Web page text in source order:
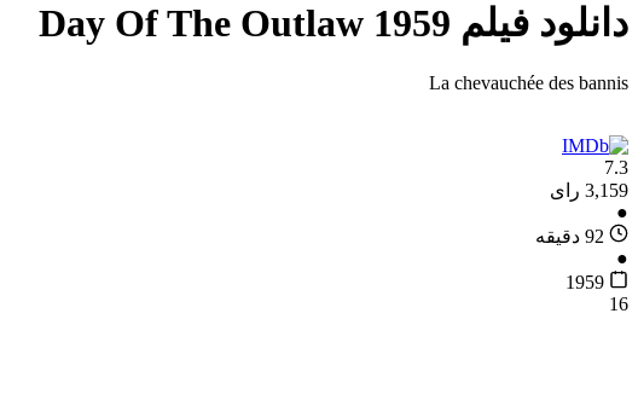
دانلود فیلم Day Of The Outlaw 1959
La chevauchée des bannis
7.3
3,159 رای
●
92 دقیقه
●
1959
16